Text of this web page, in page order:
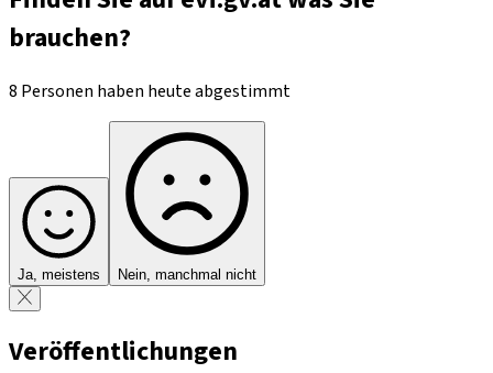
brauchen?
8 Personen haben heute abgestimmt
Ja, meistens Nein, manchmal nicht
Veröffentlichungen